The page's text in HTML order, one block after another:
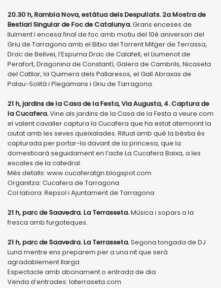
20.30 h, Rambla Nova, estàtua dels Despullats. 2a Mostra de
Bestiari Singular de Foc de Catalunya.Grans enceses de
lluïment i encesa final de foc amb motiu del 10è aniversari del
Griu de Tarragona amb el Bitxo del Torrent Mitger de Terrassa,
Drac de Bellvei, l’Espurna Drac de Calafell, el Llumenot de
Perafort, Dragonina de Constantí, Galera de Cambrils, Nicaseta
del Catllar, la Quimera dels Pallaresos, el Gall Abraxas de
Palau-Solità i Plegamans i Griu de Tarragona.
21 h, jardins de la Casa de la Festa, Via Augusta, 4. Captura de
la Cucafera.Vine als jardins de la Casa de la Festa a veure com
el valent cavaller captura la Cucafera que ha estat atemorint la
ciutat amb les seves queixalades. Ritual amb què la bèstia és
capturada per portar-la davant de la princesa, que la
domesticarà seguidament en l’acte La Cucafera Baixa, a les
escales de la catedral.
Més detalls: www.cucaferatgn.blogspot.com
Organitza: Cucafera de Tarragona
Col·labora: Repsol i Ajuntament de Tarragona
21 h, parc de Saavedra. La Terrasseta.Música i sopars a la
fresca amb furgoteques.
21 h, parc de Saavedra. La Terrasseta.Segona tongada de DJ
Luna mentre ens preparem per a una nit que serà
agradablement llarga.
Espectacle amb abonament o entrada de dia
Venda d’entrades: laterraseta.com